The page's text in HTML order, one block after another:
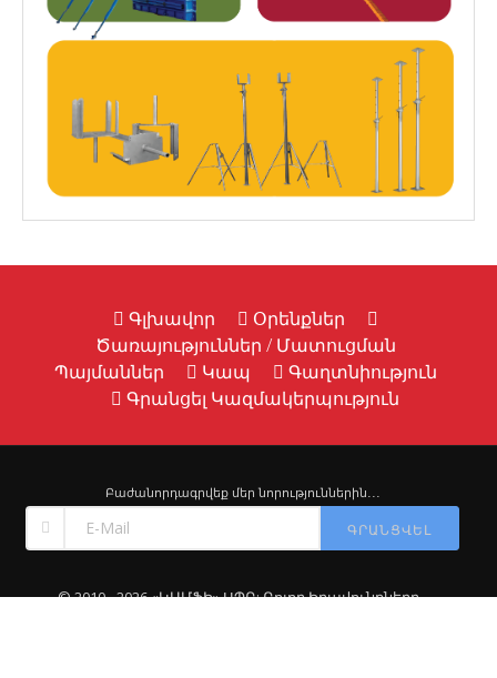
Գլխավոր
Օրենքներ
Ծառայություններ / Մատուցման
Պայմաններ
Կապ
Գաղտնիություն
Գրանցել Կազմակերպություն
Բաժանորդագրվեք մեր նորություններին․․․
ԳՐԱՆՑՎԵԼ
© 2010 - 2026 «ԿԱՄՖԻ» ՍՊԸ: Բոլոր Իրավունքները